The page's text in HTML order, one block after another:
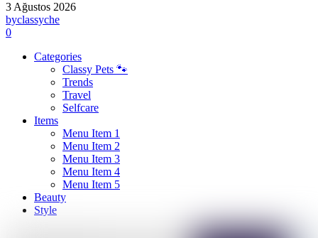
3 Ağustos 2026
byclassyche
0
Categories
Classy Pets 🐾
Trends
Travel
Selfcare
Items
Menu Item 1
Menu Item 2
Menu Item 3
Menu Item 4
Menu Item 5
Beauty
Style